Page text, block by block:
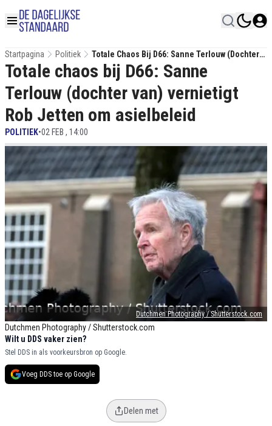
Startpagina Politiek
Totale Chaos Bij D66: Sanne Terlouw (dochter
Van) Vernietigt Rob Jetten Om Asielbeleid
Dutchmen Photography / Shutterstock.com
Dutchmen Photography / Shutterstock.com
Totale chaos bij D66: Sanne
Terlouw (dochter van) vernietigt
Rob Jetten om asielbeleid
POLITIEK•02 FEB , 14:00
Wilt u DDS vaker zien?
Stel DDS in als voorkeursbron op Google.
Voeg DDS toe op Google
Delen met